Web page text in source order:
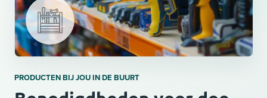
PRODUCTEN BIJ JOU IN DE BUURT